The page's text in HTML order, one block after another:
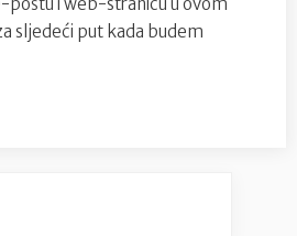
sljedeći put kada budem